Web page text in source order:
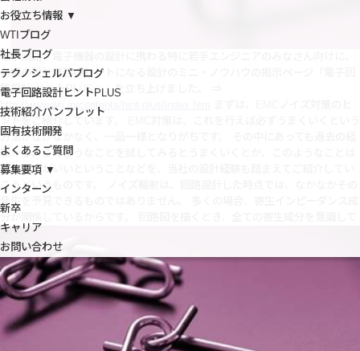
お役立ち情報 ▼
WTIブログ
社長ブログ
テクノシェルパブログ
電子回路設計ヒントPLUS
技術紹介パンフレット
固有技術開発
よくあるご質問
募集要項 ▼
インターン
新卒
キャリア
お問い合わせ
電子回路、電子機器の設計に携わる特に若手エンジニアのみなさん向けに、
日頃の設計業務のヒントになる設計のミニ・ノウハウの掲示ページ「電子回
路設計 ヒントPLUS☆」を立ち上げました。 ⇒
http://www.wti.jp/contents/hint-plus/index.htm
方法がなかなかなく、一品一様となりがちです。 その中にあっても過去の経
験から、このようなことを試してみるとうまくいくとか、このようなことは
避けた方がいいということなどを、当社の設計経験も踏まえてご紹介してい
こうというものです。 ノイズ輻射は、回路設計した時点では、なかなかその
発生を予見できるものではありません。 多くの場合、寄生インピーダンス成